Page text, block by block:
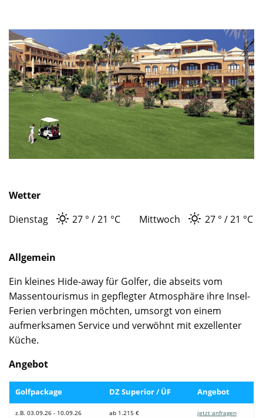
Wetter
Dienstag
27 ° 21 °C Mittwoch 27 ° 21 °C
Allgemein
Ein kleines Hide-away für Golfer, die abseits vom
Massentourismus in gepflegter Atmosphäre ihre Insel-
Ferien verbringen möchten, umsorgt von einem
aufmerksamen Service und verwöhnt mit exzellenter
Küche.
Angebot
Golfpackage DZ Superior / ÜF Angebot
z.B. 03.09.26 - 10.09.26 ab 1.215 € jetzt anfragen